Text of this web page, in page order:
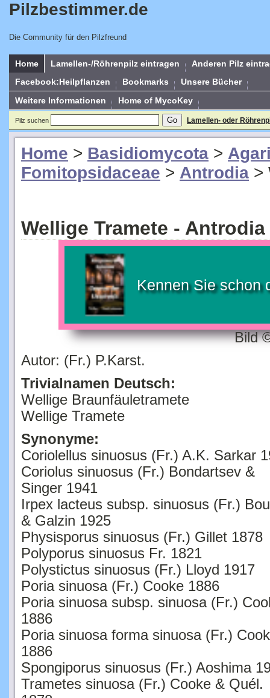
Pilzbestimmer.de
Die Community für den Pilzfreund
Home Lamellen-/Röhrenpilz eintragen
Anderen Pilz
Facebook:Heilpflanzen
Bookmarks
Unsere Bücher
Weitere Informationen
Home of MycoKey
Pilz suchen Lamellen- oder
Home > Basidiomycota >
Fomitopsidaceae > Antrodia >
Wellige Tramete -
Kennen Sie schon
Bild
Trivialnamen Deutsch:
Wellige Braunfäuletramete
Wellige Tramete
Synonyme:
Coriolellus sinuosus (Fr.) A.K. Sarkar
Coriolus sinuosus (Fr.) Bondartsev &
Singer 1941
Irpex lacteus subsp. sinuosus (Fr.)
& Galzin 1925
Physisporus sinuosus (Fr.) Gillet 1878
Polyporus sinuosus Fr. 1821
Polystictus sinuosus (Fr.) Lloyd 1917
Poria sinuosa (Fr.) Cooke 1886
Poria sinuosa subsp. sinuosa (Fr.)
1886
Poria sinuosa forma sinuosa (Fr.)
1886
Spongiporus sinuosus (Fr.) Aoshima
Trametes sinuosa (Fr.) Cooke & Quél.
1878